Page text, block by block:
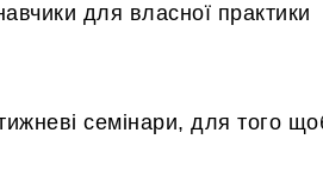
для власної практики
семінари, для того